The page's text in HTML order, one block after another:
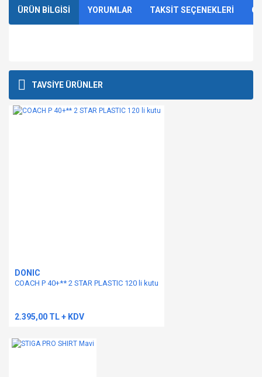
ÜRÜN BİLGİSİ YORUMLAR TAKSİT SEÇENEKLERİ
Bu ürüne ilk yorumu siz yapın!
kullanarak tarafımıza iletebilirsiniz.
Görüş ve önerileriniz için teşekkür ederiz.
TAVSİYE ÜRÜNLER
DONIC
COACH P 40+** 2 STAR PLASTIC 120 li kutu
2.395,00 TL + KDV